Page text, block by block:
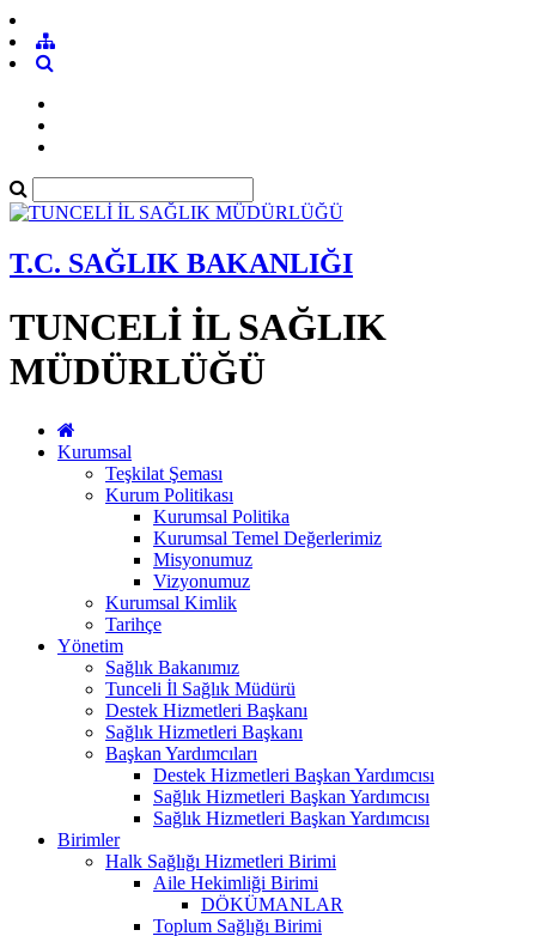
T.C. SAĞLIK BAKANLIĞI
TUNCELİ İL SAĞLIK
MÜDÜRLÜĞÜ
Kurumsal
Teşkilat Şeması
Kurum Politikası
Kurumsal Politika
Kurumsal Temel Değerlerimiz
Misyonumuz
Vizyonumuz
Kurumsal Kimlik
Tarihçe
Yönetim
Sağlık Bakanımız
Tunceli İl Sağlık Müdürü
Destek Hizmetleri Başkanı
Sağlık Hizmetleri Başkanı
Başkan Yardımcıları
Destek Hizmetleri Başkan Yardımcısı
Sağlık Hizmetleri Başkan Yardımcısı
Sağlık Hizmetleri Başkan Yardımcısı
Birimler
Halk Sağlığı Hizmetleri Birimi
Aile Hekimliği Birimi
DÖKÜMANLAR
Toplum Sağlığı Birimi